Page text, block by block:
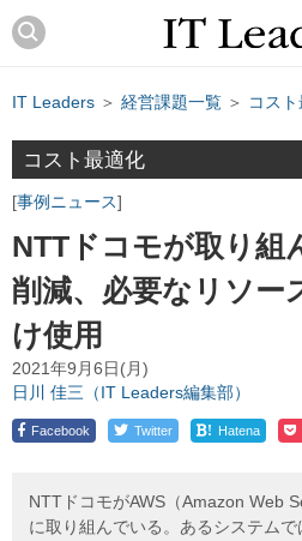
IT Leaders ＞ 経営課題一覧 ＞ コス
コスト最適化
事例ニュース
NTTドコモが取り組
削減、必要なリソー
け使用
2021年9月6日(月)
日川 佳三（IT Leaders編集部）
Facebook Twitter ! Hatena
NTTドコモがAWS（Amazon Web
に取り組んでいる。あるシステム